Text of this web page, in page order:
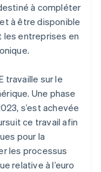
à compléter
à être disponible
entreprises en
travaille sur le
Une phase
s’est achevée
ce travail afin
pour la
les processus
relative à l’euro